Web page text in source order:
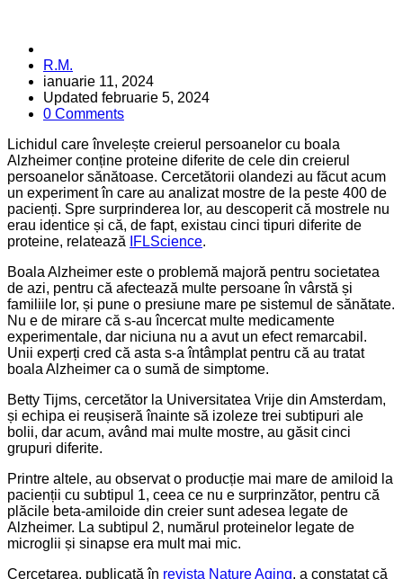
Posted
by
R.M.
ianuarie 11, 2024
Updated februarie 5, 2024
0 Comments
Lichidul care învelește creierul persoanelor cu boala
Alzheimer conține proteine diferite de cele din creierul
persoanelor sănătoase. Cercetătorii olandezi au făcut acum
un experiment în care au analizat mostre de la peste 400 de
pacienți. Spre surprinderea lor, au descoperit că mostrele nu
erau identice și că, de fapt, existau cinci tipuri diferite de
proteine, relatează
IFLScience.
Boala Alzheimer este o problemă majoră pentru societatea
de azi, pentru că afectează multe persoane în vârstă și
familiile lor, și pune o presiune mare pe sistemul de sănătate.
Nu e de mirare că s-au încercat multe medicamente
experimentale, dar niciuna nu a avut un efect remarcabil.
Unii experți cred că asta s-a întâmplat pentru că au tratat
boala Alzheimer ca o sumă de simptome.
Betty Tijms, cercetător la Universitatea Vrije din Amsterdam,
și echipa ei reușiseră înainte să izoleze trei subtipuri ale
bolii, dar acum, având mai multe mostre, au găsit cinci
grupuri diferite.
Printre altele, au observat o producție mai mare de amiloid la
pacienții cu subtipul 1, ceea ce nu e surprinzător, pentru că
plăcile beta-amiloide din creier sunt adesea legate de
Alzheimer. La subtipul 2, numărul proteinelor legate de
microglii și sinapse era mult mai mic.
Cercetarea, publicată în revista Nature Aging, a constatat că